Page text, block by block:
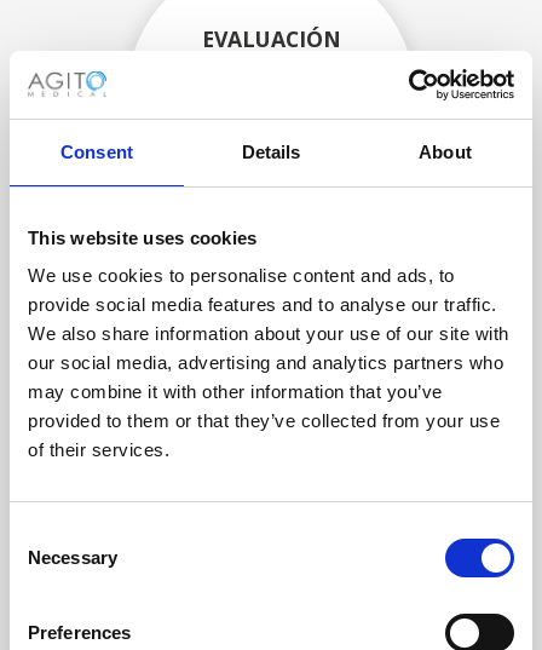
Consent Details About
This website uses cookies
We use cookies to personalise content and ads, to
provide social media features and to analyse our traffic.
We also share information about your use of our site with
our social media, advertising and analytics partners who
may combine it with other information that you’ve
provided to them or that they’ve collected from your use
of their services.
Selection
Necessary
Preferences
EVALUACIÓN
experimentados evalúan
y sus componentes.
RECUPERÁNDOSE
CON CUIDADO
Las piezas utilizables se
recuperan meticulosamente en
un entorno seguro de ESD, lo
que garantiza que no haya